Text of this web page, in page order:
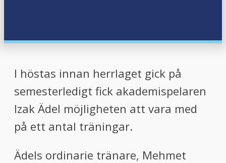
I höstas innan herrlaget gick på
semesterledigt fick akademispelaren
Izak Ädel möjligheten att vara med
på ett antal träningar.
Ädels ordinarie tränare, Mehmet